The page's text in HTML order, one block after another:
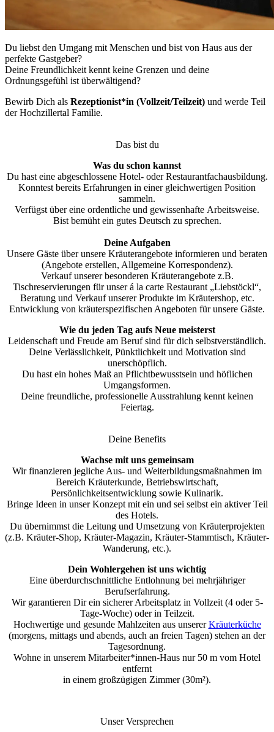
Du liebst den Umgang mit Menschen und bist von Haus aus der
perfekte Gastgeber?
Deine Freundlichkeit kennt keine Grenzen und deine
Ordnungsgefühl ist überwältigend?
Bewirb Dich als Rezeptionist*in (Vollzeit/Teilzeit) und werde Teil
der Hochzillertal Familie.
Das bist du
Was du schon kannst
Du hast eine abgeschlossene Hotel- oder Restaurantfachausbildung.
Konntest bereits Erfahrungen in einer gleichwertigen Position
sammeln.
Verfügst über eine ordentliche und gewissenhafte Arbeitsweise.
Bist bemüht ein gutes Deutsch zu sprechen.
Deine Aufgaben
Unsere Gäste über unsere Kräuterangebote informieren und beraten
(Angebote erstellen, Allgemeine Korrespondenz).
Verkauf unserer besonderen Kräuterangebote z.B.
Tischreservierungen für unser á la carte Restaurant „Liebstöckl“,
Beratung und Verkauf unserer Produkte im Kräutershop, etc.
Entwicklung von kräuterspezifischen Angeboten für unsere Gäste.
Wie du jeden Tag aufs Neue meisterst
Leidenschaft und Freude am Beruf sind für dich selbstverständlich.
Deine Verlässlichkeit, Pünktlichkeit und Motivation sind
unerschöpflich.
Du hast ein hohes Maß an Pflichtbewusstsein und höflichen
Umgangsformen.
Deine freundliche, professionelle Ausstrahlung kennt keinen
Feiertag.
Deine Benefits
Wachse mit uns gemeinsam
Wir finanzieren jegliche Aus- und Weiterbildungsmaßnahmen im
Bereich Kräuterkunde, Betriebswirtschaft,
Persönlichkeitsentwicklung sowie Kulinarik.
Bringe Ideen in unser Konzept mit ein und sei selbst ein aktiver Teil
des Hotels.
Du übernimmst die Leitung und Umsetzung von Kräuterprojekten
(z.B. Kräuter-Shop, Kräuter-Magazin, Kräuter-Stammtisch, Kräuter-
Wanderung, etc.).
Dein Wohlergehen ist uns wichtig
Eine überdurchschnittliche Entlohnung bei mehrjähriger
Berufserfahrung.
Wir garantieren Dir ein sicherer Arbeitsplatz in Vollzeit (4 oder 5-
Tage-Woche) oder in Teilzeit.
Hochwertige und gesunde Mahlzeiten aus unsererKräuterküche
(morgens, mittags und abends, auch an freien Tagen) stehen an der
Tagesordnung.
Wohne in unserem Mitarbeiter*innen-Haus nur 50 m vom Hotel
entfernt
in einem großzügigen Zimmer (30m²).
Unser Versprechen